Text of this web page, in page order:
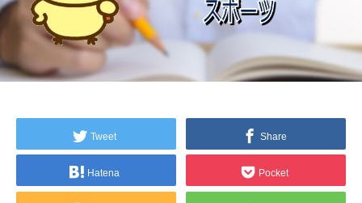
Tweet Share
Hatena Pocket